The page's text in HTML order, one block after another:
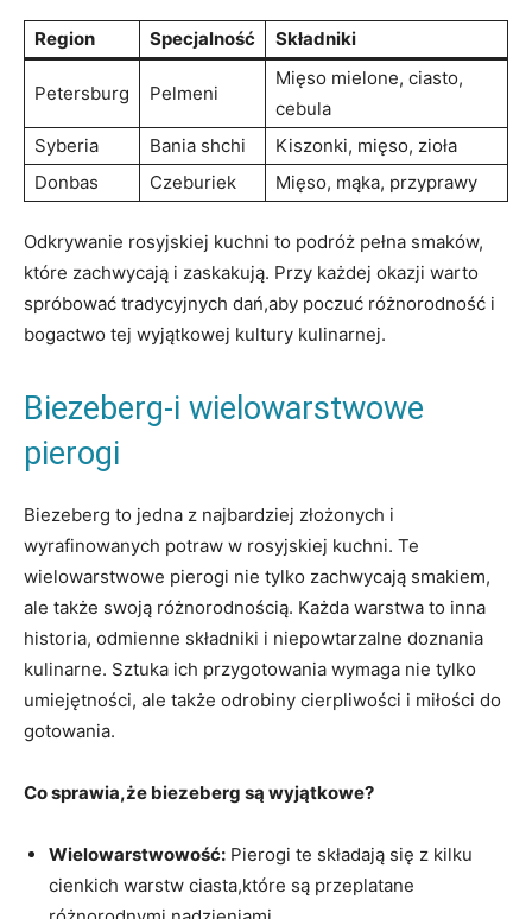
Region Specjalność Składniki
Petersburg Pelmeni
Mięso mielone,⁣ ciasto,
cebula
Syberia
Bania shchi
Kiszonki, mięso,⁤ zioła
Donbas
Czeburiek Mięso, mąka, ‍przyprawy
Odkrywanie ⁤rosyjskiej kuchni to⁤ podróż pełna smaków,
które zachwycają i zaskakują. Przy każdej⁤ okazji ⁣warto
spróbować tradycyjnych dań,aby poczuć różnorodność ⁢i
bogactwo‍ tej ​wyjątkowej ⁤kultury kulinarnej.
Biezeberg-i wielowarstwowe
‍pierogi
Biezeberg to jedna z najbardziej złożonych ‍i
wyrafinowanych potraw⁣ w⁣ rosyjskiej kuchni. Te
wielowarstwowe ‍pierogi nie tylko zachwycają smakiem,⁣
ale⁣ także swoją⁣ różnorodnością. Każda ‍warstwa to inna
historia,‌ odmienne składniki i ‍niepowtarzalne doznania
kulinarne. Sztuka ich przygotowania wymaga nie tylko​
umiejętności, ale także odrobiny⁤ cierpliwości i miłości do​
gotowania.
Co sprawia,że biezeberg są wyjątkowe?
Wielowarstwowość: Pierogi te⁣ składają się ⁢z kilku
cienkich warstw ciasta,które⁤ są⁤ przeplatane